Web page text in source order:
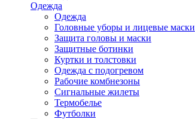
Одежда
Одежда
Головные уборы и лицевые маски
Защита головы и маски
Защитные ботинки
Куртки и толстовки
Одежда с подогревом
Рабочие комбнезоны
Сигнальные жилеты
Термобелье
Футболки